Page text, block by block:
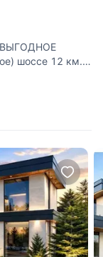
ВЫГОДНОЕ
шоссе 12 км.
в едином
с